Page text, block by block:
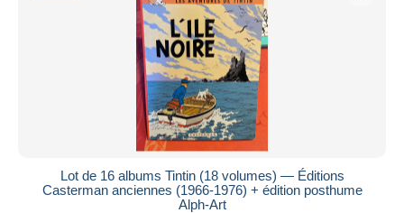
Lot de 16 albums Tintin (18 volumes) — Éditions
Casterman anciennes (1966-1976) + édition posthume
Alph-Art